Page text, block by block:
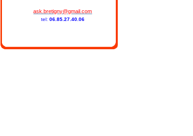
ask.bretigny@gmail.com
tel: 06.85.27.40.06